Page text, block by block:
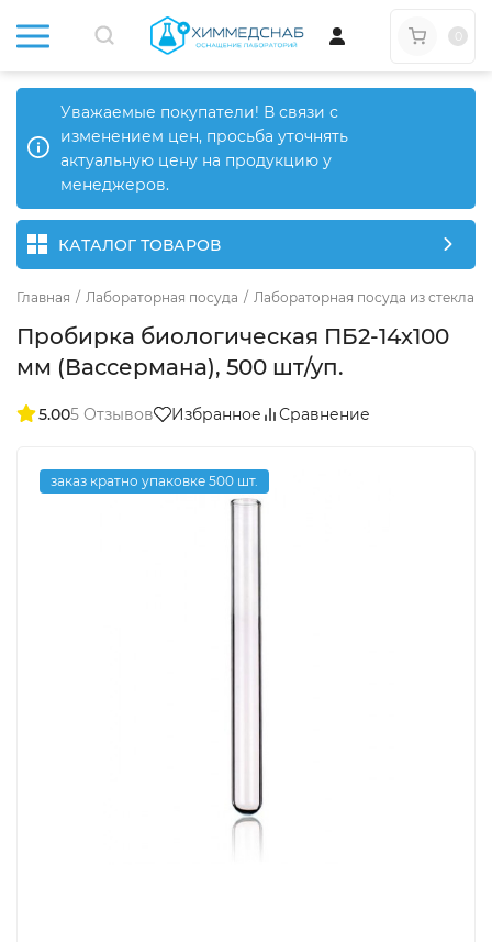
Уважаемые покупатели! В связи с
изменением цен, просьба уточнять
актуальную цену на продукцию у
менеджеров.
КАТАЛОГ ТОВАРОВ
Главная / Лабораторная посуда / Лабораторная посуда из стекла
Пробирка биологическая ПБ2-14х100
мм (Вассермана), 500 шт/уп.
5.005 Отзывов Избранное Сравнение
заказ кратно упаковке 500 шт.